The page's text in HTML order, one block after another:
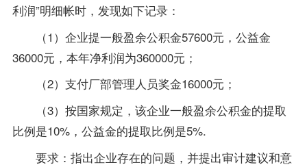
利润”明细帐时，发现如下记录：
（1）企业提一般盈余公积金57600元，公益金
36000元，本年净利润为360000元；
（2）支付厂部管理人员奖金16000元；
（3）按国家规定，该企业一般盈余公积金的提取
比例是10%，公益金的提取比例是5%.
要求：指出企业存在的问题，并提出审计建议和意